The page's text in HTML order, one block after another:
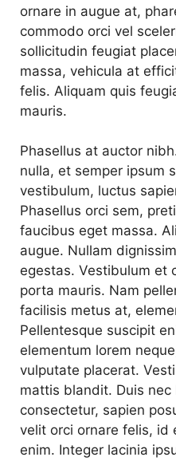
ornare in augue at,
commodo orci vel
sollicitudin feugiat
massa, vehicula at
felis. Aliquam quis
mauris.
Phasellus at auctor
nulla, et semper ipsum
vestibulum, luctus
Phasellus orci sem,
faucibus eget massa.
augue. Nullam
egestas. Vestibulum et
porta mauris. Nam
facilisis metus at,
Pellentesque suscipit
elementum lorem
vulputate placerat.
mattis blandit. Duis nec
consectetur, sapien
velit orci ornare felis, id
enim. Integer lacinia